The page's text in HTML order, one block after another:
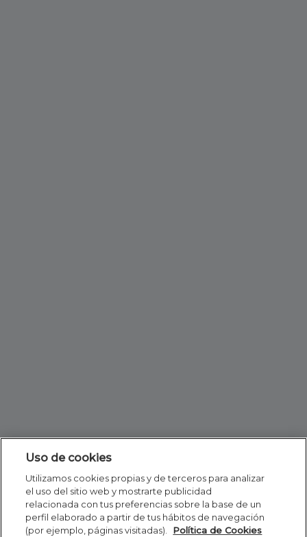
Uso de cookies
Utilizamos cookies propias y de terceros para analizar
el uso del sitio web y mostrarte publicidad
relacionada con tus preferencias sobre la base de un
perfil elaborado a partir de tus hábitos de navegación
(por ejemplo, páginas visitadas).
Política de Cookies